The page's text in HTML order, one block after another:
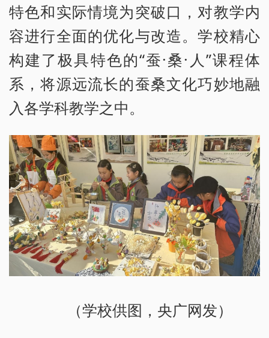
特色和实际情境为突破口，对教学内
容进行全面的优化与改造。学校精心
构建了极具特色的“蚕·桑·人”课程体
系，将源远流长的蚕桑文化巧妙地融
入各学科教学之中。
（学校供图，央广网发）